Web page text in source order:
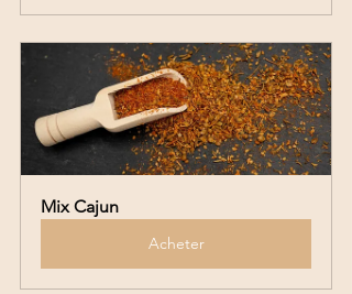
Mix Cajun
Acheter